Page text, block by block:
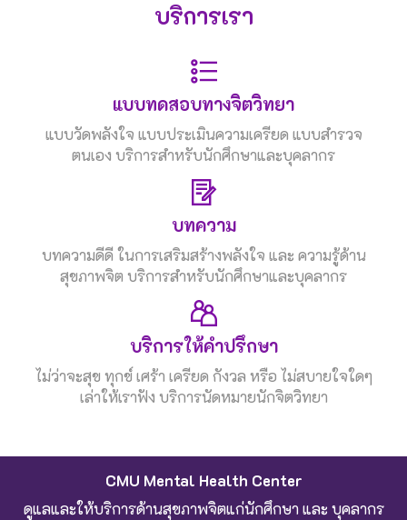
บริการเรา
แบบทดสอบทางจิตวิทยา
แบบวัดพลังใจ แบบประเมินความเครียด แบบสำรวจ
ตนเอง บริการสำหรับนักศึกษาและบุคลากร
บทความ
บทความดีดี ในการเสริมสร้างพลังใจ และ ความรู้ด้าน
สุขภาพจิต บริการสำหรับนักศึกษาและบุคลากร
บริการให้คำปรึกษา
ไม่ว่าจะสุข ทุกข์ เศร้า เครียด กังวล หรือ ไม่สบายใจใดๆ
เล่าให้เราฟัง บริการนัดหมายนักจิตวิทยา
CMU Mental Health Center
ดูแลและให้บริการด้านสุขภาพจิตแก่นักศึกษา และ บุคลากร